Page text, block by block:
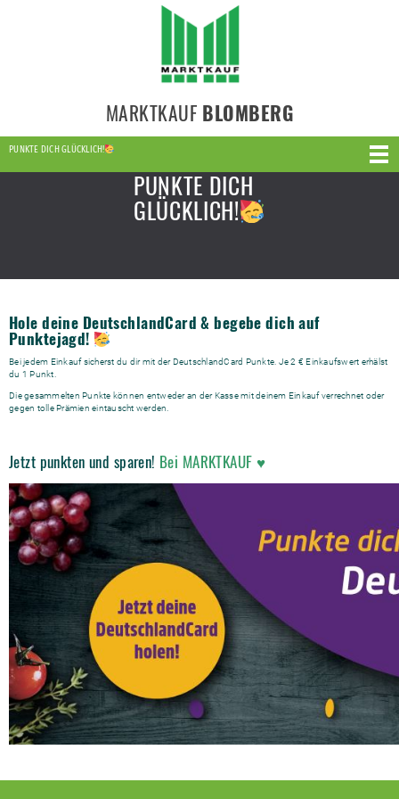
MARKTKAUF BLOMBERG
PUNKTE DICH GLÜCKLICH!
PUNKTE DICH
GLÜCKLICH!
Hole deine DeutschlandCard & begebe dich auf
Punktejagd!
Bei jedem Einkauf sicherst du dir mit der DeutschlandCard Punkte. Je 2 € Einkaufswert erhälst
du 1 Punkt.
Die gesammelten Punkte können entweder an der Kasse mit deinem Einkauf verrechnet oder
gegen tolle Prämien eintauscht werden.
Jetzt punkten und sparen! Bei MARKTKAUF ♥